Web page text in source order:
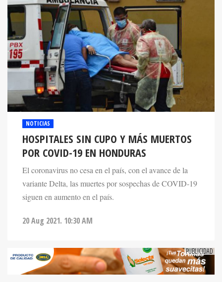
NOTICIAS
HOSPITALES SIN CUPO Y MÁS MUERTOS
POR COVID-19 EN HONDURAS
El coronavirus no cesa en el país, con el avance de la
variante Delta, las muertes por sospechas de COVID-19
siguen en aumento en el país.
20 Aug 2021. 10:30 AM